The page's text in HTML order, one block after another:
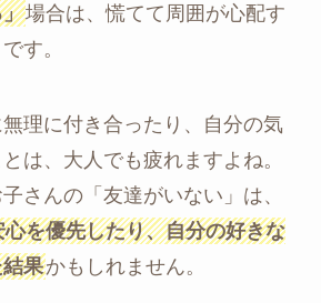
場合は、慌てて周囲が心配す
す。
理に付き合ったり、自分の気
は、大人でも疲れますよね。
さんの「友達がいない」は、
を優先したり、自分の好きな
果かもしれません。